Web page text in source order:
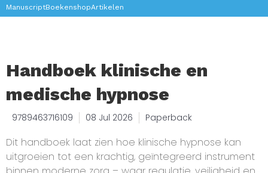
ManuscriptBoekenshopArtikelen
Handboek klinische en
medische hypnose
9789463716109 08 Jul 2026 Paperback
Dit handboek laat zien hoe klinische hypnose kan
uitgroeien tot een krachtig, geïntegreerd instrument